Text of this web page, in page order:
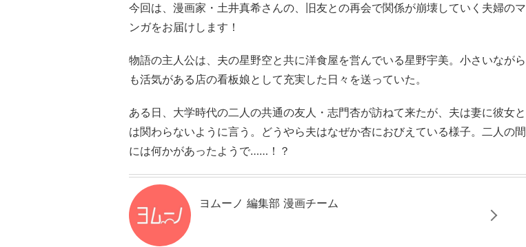
今回は、漫画家・土井真希さんの、旧友との再会で関係が崩壊していく夫婦のマ
ンガをお届けします！
物語の主人公は、夫の星野空と共に洋食屋を営んでいる星野宇美。小さいながら
も活気がある店の看板娘として充実した日々を送っていた。
ある日、大学時代の二人の共通の友人・志門杏が訪ねて来たが、夫は妻に彼女と
は関わらないように言う。どうやら夫はなぜか杏におびえている様子。二人の間
には何かがあったようで……！？
ヨムーノ 編集部 漫画チーム